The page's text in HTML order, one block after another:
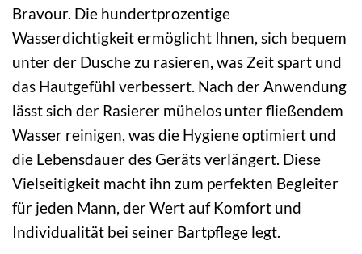
Bravour. Die hundertprozentige
Wasserdichtigkeit ermöglicht Ihnen, sich bequem
unter der Dusche zu rasieren, was Zeit spart und
das Hautgefühl verbessert. Nach der Anwendung
lässt sich der Rasierer mühelos unter fließendem
Wasser reinigen, was die Hygiene optimiert und
die Lebensdauer des Geräts verlängert. Diese
Vielseitigkeit macht ihn zum perfekten Begleiter
für jeden Mann, der Wert auf Komfort und
Individualität bei seiner Bartpflege legt.